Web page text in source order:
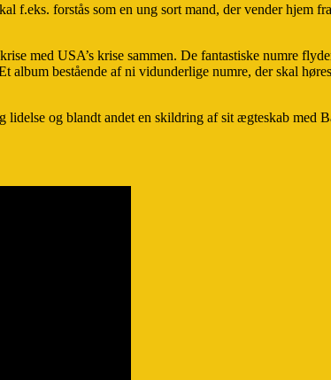
f.eks. forstås som en ung sort mand, der vender hjem
med USA’s krise sammen. De fantastiske numre
bestående af ni vidunderlige numre, der skal
lidelse og blandt andet en skildring af sit ægteskab med